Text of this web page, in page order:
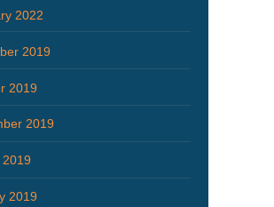
2022
2019
2019
2019
2019
2019